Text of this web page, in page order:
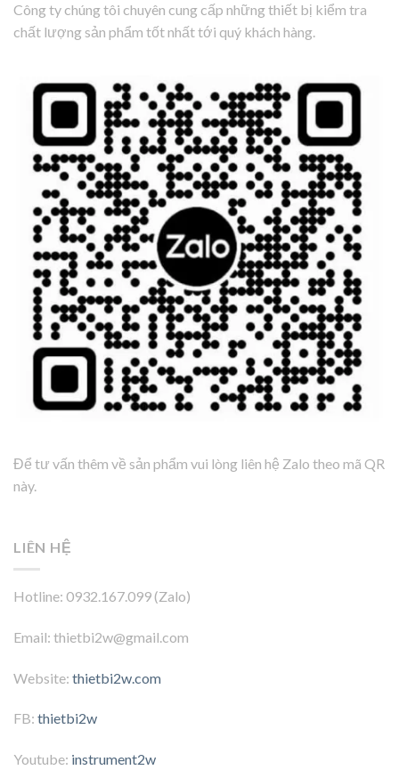
Công ty chúng tôi chuyên cung cấp những thiết bị kiểm tra
chất lượng sản phẩm tốt nhất tới quý khách hàng.
Để tư vấn thêm về sản phẩm vui lòng liên hệ Zalo theo mã QR
này.
LIÊN HỆ
Hotline: 0932.167.099 (Zalo)
Email: thietbi2w@gmail.com
Website: thietbi2w.com
FB: thietbi2w
Youtube: instrument2w